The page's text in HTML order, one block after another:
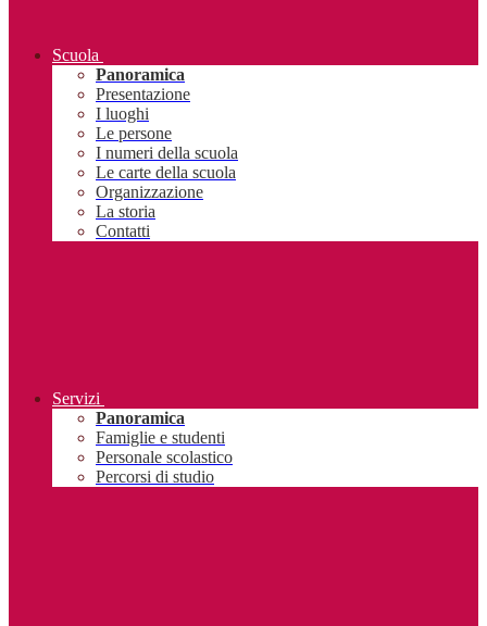
Scuola
Panoramica
Presentazione
I luoghi
Le persone
I numeri della scuola
Le carte della scuola
Organizzazione
La storia
Contatti
Servizi
Panoramica
Famiglie e studenti
Personale scolastico
Percorsi di studio